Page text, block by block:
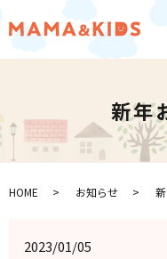
新年
HOME お知らせ
2023/01/05